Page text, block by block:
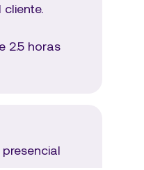
2.5 horas